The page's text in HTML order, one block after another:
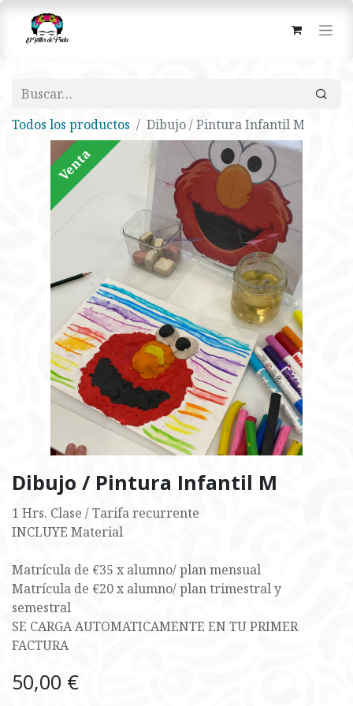
Todos los productos Dibujo / Pintura Infantil M
Venta
Dibujo / Pintura Infantil M
1 Hrs. Clase / Tarifa recurrente
INCLUYE Material
Matrícula de €35 x alumno/ plan mensual
Matrícula de €20 x alumno/ plan trimestral y
semestral
SE CARGA AUTOMATICAMENTE EN TU PRIMER
FACTURA
50,00 €